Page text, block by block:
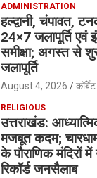
ADMINISTRATION
हल्द्वानी, चंपावत,
24×7 जलापूर्ति एवं
समीक्षा; अगस्त से
जलापूर्ति
August 4, 2026
RELIGIOUS
उत्तराखंड:
मजबूत कदम;
के पौराणिक मंदिरों
रिकॉर्ड जनसैलाब